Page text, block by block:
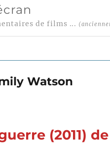
de films ...
Watson
(2011)